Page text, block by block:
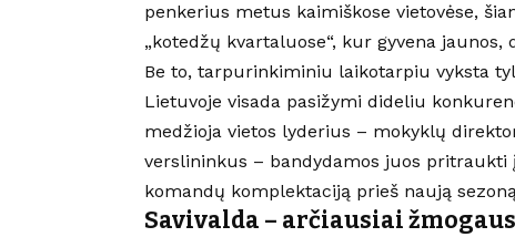
penkerius metus kaimiškose vietovėse,
„kotedžų kvartaluose“, kur gyvena
Be to, tarpurinkiminiu laikotarpiu vyksta
Lietuvoje visada pasižymi dideliu
medžioja vietos lyderius – mokyklų
verslininkus – bandydamos juos pritraukti
komandų komplektaciją prieš naują
Savivalda – arčiausiai